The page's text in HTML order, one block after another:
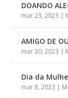
DOANDO
mar 23, 2023 |
AMIGO DE
mar 20, 2023 |
Dia da
mar 8, 2023 |